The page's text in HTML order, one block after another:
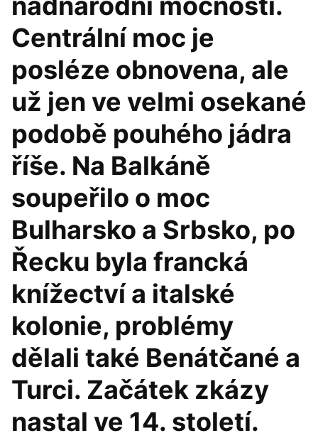
Centrální moc je
posléze obnovena, ale
už jen ve velmi osekané
podobě pouhého jádra
říše. Na Balkáně
soupeřilo o moc
Bulharsko a Srbsko, po
Řecku byla francká
knížectví a italské
kolonie, problémy
dělali také Benátčané a
Turci. Začátek zkázy
nastal ve 14. století.